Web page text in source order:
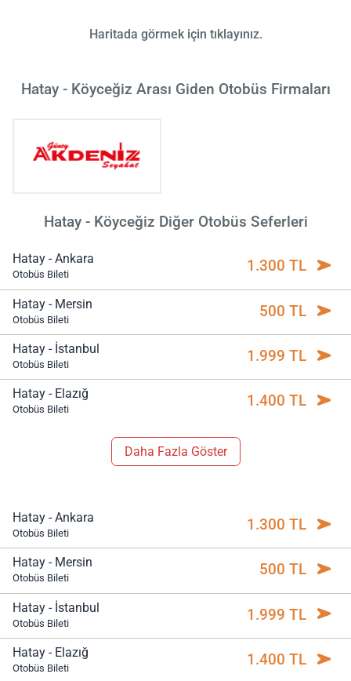
Haritada görmek için tıklayınız.
Hatay - Köyceğiz Arası Giden Otobüs Firmaları
Hatay - Köyceğiz Diğer Otobüs Seferleri
Hatay - Ankara
Otobüs Bileti 1.300 TL
Hatay - Mersin
Otobüs Bileti 500 TL
Hatay - İstanbul
Otobüs Bileti 1.999 TL
Hatay - Elazığ
Otobüs Bileti 1.400 TL
Daha Fazla Göster
Hatay - Ankara
Otobüs Bileti 1.300 TL
Hatay - Mersin
Otobüs Bileti 500 TL
Hatay - İstanbul
Otobüs Bileti 1.999 TL
Hatay - Elazığ
Otobüs Bileti 1.400 TL